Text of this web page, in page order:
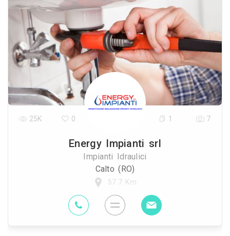
Energy Impianti srl
Impianti Idraulici
Calto (RO)
57.7 Km
25K 0 1 7